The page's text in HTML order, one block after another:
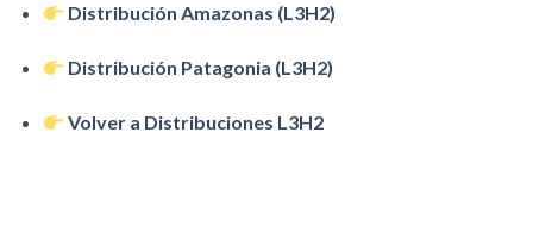
Distribución Amazonas (L3H2)
Distribución Patagonia (L3H2)
Volver a Distribuciones L3H2